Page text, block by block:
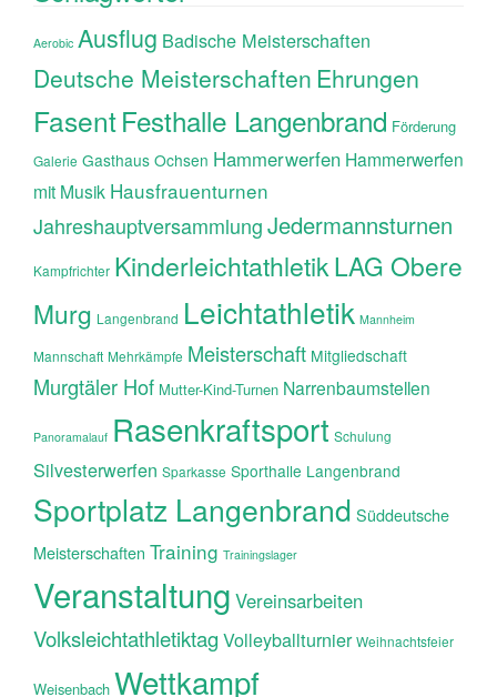
Aerobic Ausflug Badische Meisterschaften
Deutsche Meisterschaften Ehrungen
FasentFesthalle Langenbrand Förderung
Galerie Gasthaus Ochsen Hammerwerfen Hammerwerfen
mit Musik Hausfrauenturnen
JahreshauptversammlungJedermannsturnen
Kampfrichter KinderleichtathletikLAG Obere
Murg Langenbrand Leichtathletik Mannheim
Mannschaft Mehrkämpfe Meisterschaft Mitgliedschaft
Murgtäler Hof Mutter-Kind-Turnen Narrenbaumstellen
Panoramalauf Rasenkraftsport Schulung
Silvesterwerfen Sparkasse Sporthalle Langenbrand
Sportplatz Langenbrand Süddeutsche
Meisterschaften Training Trainingslager
Veranstaltung Vereinsarbeiten
Volksleichtathletiktag Volleyballturnier Weihnachtsfeier
Weisenbach Wettkampf